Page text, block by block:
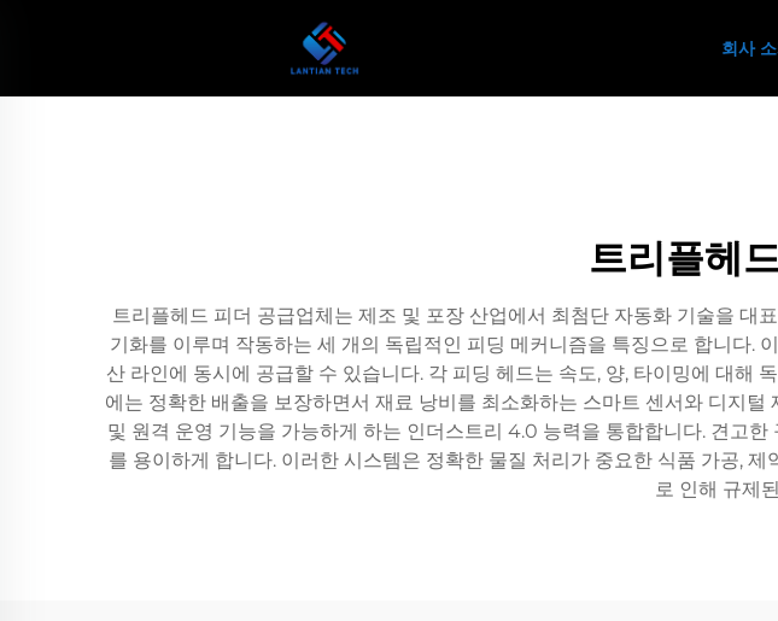
회사
트리플헤
트리플헤드 피더 공급업체는 제조 및 포장 산업에서 최첨단 자동화 기술을 대
기화를 이루며 작동하는 세 개의 독립적인 피딩 메커니즘을 특징으로 합니다.
산 라인에 동시에 공급할 수 있습니다. 각 피딩 헤드는 속도, 양, 타이밍에 대해
에는 정확한 배출을 보장하면서 재료 낭비를 최소화하는 스마트 센서와 디지
및 원격 운영 기능을 가능하게 하는 인더스트리 4.0 능력을 통합합니다. 견고
를 용이하게 합니다. 이러한 시스템은 정확한 물질 처리가 중요한 식품 가공,
로 인해 규제